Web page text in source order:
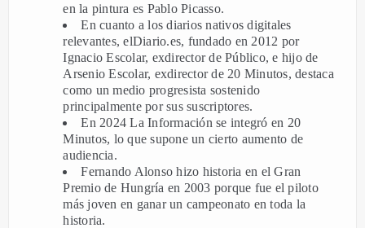
en la pintura es Pablo Picasso.
En cuanto a los diarios nativos digitales
relevantes, elDiario.es, fundado en 2012 por
Ignacio Escolar, exdirector de Público, e hijo de
Arsenio Escolar, exdirector de 20 Minutos, destaca
como un medio progresista sostenido
principalmente por sus suscriptores.
En 2024 La Información se integró en 20
Minutos, lo que supone un cierto aumento de
audiencia.
Fernando Alonso hizo historia en el Gran
Premio de Hungría en 2003 porque fue el piloto
más joven en ganar un campeonato en toda la
historia.